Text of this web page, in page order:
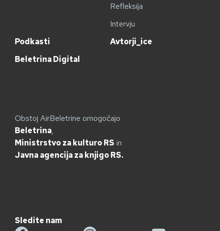
Refleksija
Intervju
Podkasti
Avtorji_ice
Beletrina Digital
Obstoj AirBeletrine omogočajo
Beletrina,
Ministrstvo za kulturo RS in
Javna agencija za knjigo RS.
Sledite nam